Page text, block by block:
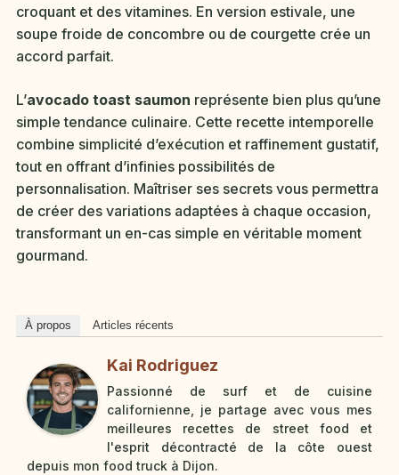
croquant et des vitamines. En version estivale, une
soupe froide de concombre ou de courgette crée un
accord parfait.
L’avocado toast saumon représente bien plus qu’une
simple tendance culinaire. Cette recette intemporelle
combine simplicité d’exécution et raffinement gustatif,
tout en offrant d’infinies possibilités de
personnalisation. Maîtriser ses secrets vous permettra
de créer des variations adaptées à chaque occasion,
transformant un en-cas simple en véritable moment
gourmand.
À propos Articles récents
Kai Rodriguez
Passionné de surf et de cuisine
californienne, je partage avec vous mes
meilleures recettes de street food et
l'esprit décontracté de la côte ouest
depuis mon food truck à Dijon.